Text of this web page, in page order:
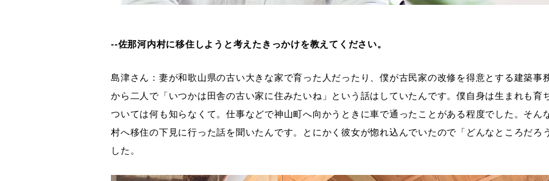
--佐那河内村に移住しようと考えたきっかけを教えてください。
島津さん：妻が和歌山県の古い大きな家で育った人だったり、僕が古民家の改修を得意とする建築事
から二人で「いつかは田舎の古い家に住みたいね」という話はしていたんです。僕自身は生まれも育
ついては何も知らなくて。仕事などで神山町へ向かうときに車で通ったことがある程度でした。そん
村へ移住の下見に行った話を聞いたんです。とにかく彼女が惚れ込んでいたので「どんなところだろ
した。